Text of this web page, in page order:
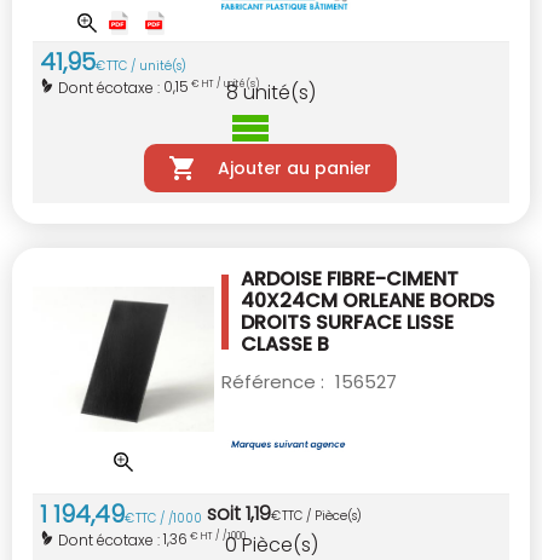
41,95€TTC / unité(s)
Dont écotaxe : 0,15 € HT / unité(s)
8unité(s)
Ajouter au panier
ARDOISE FIBRE-CIMENT
40X24CM ORLEANE BORDS
DROITS SURFACE LISSE
CLASSE B
Référence : 156527
1 194,49€TTC / /1000 soit1,19€TTC / Pièce(s)
Dont écotaxe :1,36 € HT / /1000
0Pièce(s)